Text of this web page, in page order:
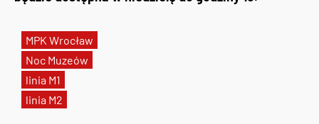
MPK Wrocław
Noc Muzeów
linia M1
linia M2